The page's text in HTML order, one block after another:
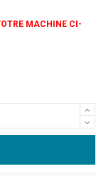
MACHINE CI-